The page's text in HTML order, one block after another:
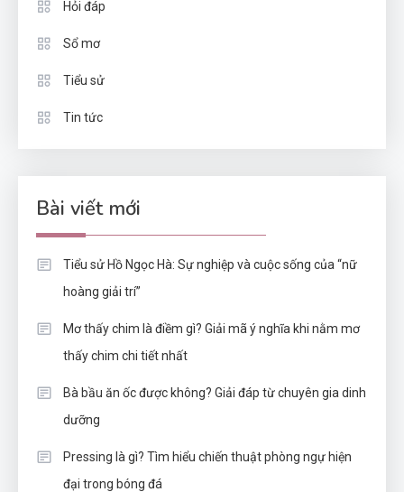
Hỏi đáp
Sổ mơ
Tiểu sử
Tin tức
Bài viết mới
Tiểu sử Hồ Ngọc Hà: Sự nghiệp và cuộc sống của “nữ
hoàng giải trí”
Mơ thấy chim là điềm gì? Giải mã ý nghĩa khi nằm mơ
thấy chim chi tiết nhất
Bà bầu ăn ốc được không? Giải đáp từ chuyên gia dinh
dưỡng
Pressing là gì? Tìm hiểu chiến thuật phòng ngự hiện
đại trong bóng đá